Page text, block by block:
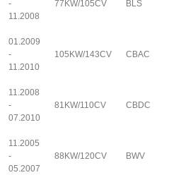
-
11.2008
77KW/105CV BLS
01.2009
-
11.2010
105KW/143CV CBAC
11.2008
-
07.2010
81KW/110CV CBDC
11.2005
-
05.2007
88KW/120CV BWV